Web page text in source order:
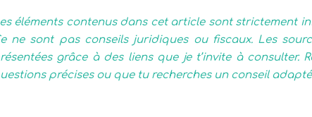
éléments contenus dans cet article sont strictement
ne sont pas conseils juridiques ou fiscaux. Les
grâce à des liens que je t’invite à consulter.
précises ou que tu recherches un conseil